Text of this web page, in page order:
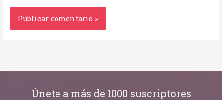
Únete a más de 1000 suscriptores